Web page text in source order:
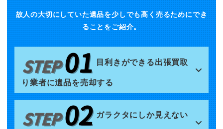
故人の大切にしていた遺品を少しでも高く売るためにでき
ることをご紹介。
目利きができる出張買取
り業者に遺品を売却する
ガラクタにしか見えない